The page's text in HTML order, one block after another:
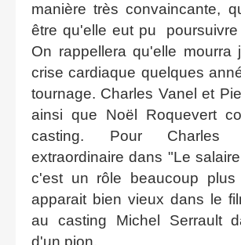
manière très convaincante,
être qu'elle eut pu poursuivre
On rappellera qu'elle mourra
crise cardiaque quelques
tournage. Charles Vanel et
ainsi que Noël Roquevert
casting. Pour
extraordinaire dans "Le
c'est un rôle beaucoup plus
apparait bien vieux dans le
au casting Michel Serrault
d'un pion.